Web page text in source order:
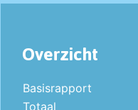
Overzicht
Basisrapport
Totaal